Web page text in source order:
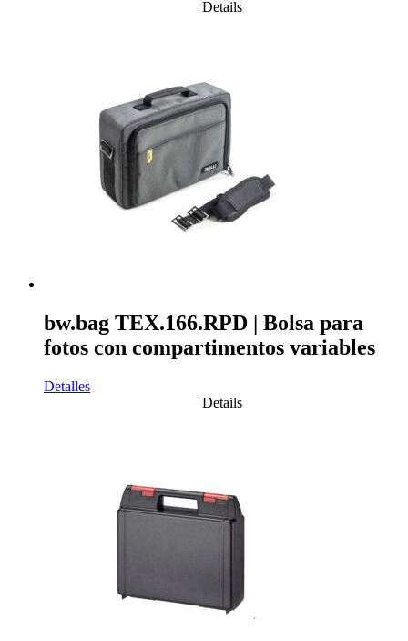
Details
bw.bag TEX.166.RPD | Bolsa para
fotos con compartimentos variables
Detalles
Details